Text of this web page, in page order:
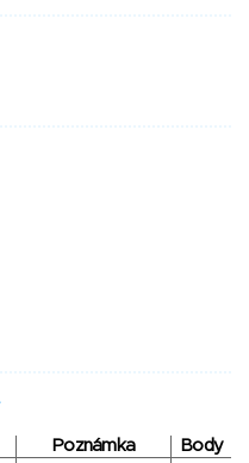
Poznámka
Body